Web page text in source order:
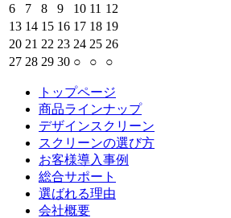
6
7 8 9 10 11 12
13 14 15 16 17 18 19
20 21 22 23 24 25 26
27 28 29 30 ○ ○ ○
トップページ
商品ラインナップ
デザインスクリーン
スクリーンの選び方
お客様導入事例
総合サポート
選ばれる理由
会社概要